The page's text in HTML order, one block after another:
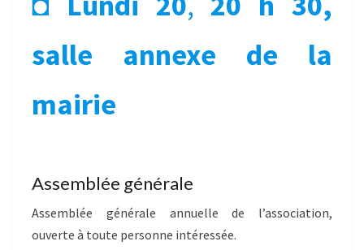
salle annexe de la
mairie
Assemblée générale
Assemblée générale annuelle de l’association,
ouverte à toute personne intéressée.